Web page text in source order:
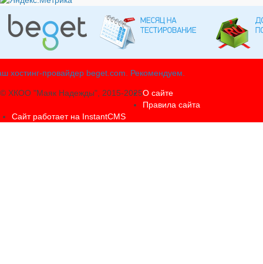
хостинг-провайдер beget.com. Рекомендуем.
© ХКОО "Маяк Надежды", 2015-2025О сайте
Правила сайта
Сайт работает на InstantCMS